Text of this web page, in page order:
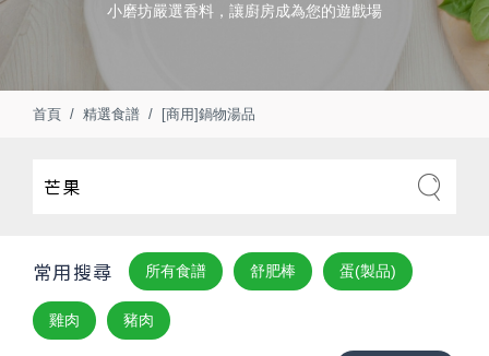
小磨坊嚴選香料，讓廚房成為您的遊戲場
首頁 精選食譜 [商用]鍋物湯品
常用搜尋 所有食譜 舒肥棒 蛋(製品)
雞肉 豬肉